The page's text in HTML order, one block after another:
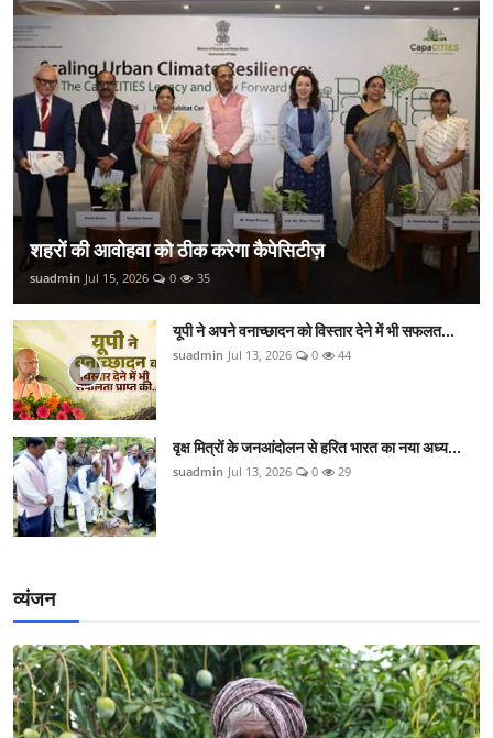
शहरों की आवोहवा को ठीक करेगा कैपेसिटीज़
suadmin Jul 15, 2026 0 35
यूपी ने अपने वनाच्छादन को विस्तार देने में भी सफलत...
suadmin Jul 13, 2026 0 44
वृक्ष मित्रों के जनआंदोलन से हरित भारत का नया अध्य...
suadmin Jul 13, 2026 0 29
व्यंजन